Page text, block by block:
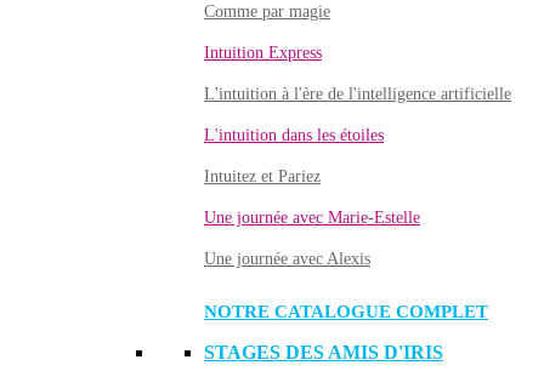
Comme par magie
Intuition Express
L'intuition à l'ère de l'intelligence artificielle
L'intuition dans les étoiles
Intuitez et Pariez
Une journée avec Marie-Estelle
Une journée avec Alexis
NOTRE CATALOGUE COMPLET
STAGES DES AMIS D'IRIS